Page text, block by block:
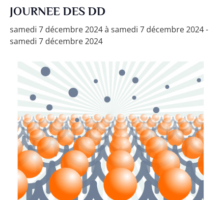
JOURNEE DES DD
samedi 7 décembre 2024 à samedi 7 décembre 2024-
samedi 7 décembre 2024